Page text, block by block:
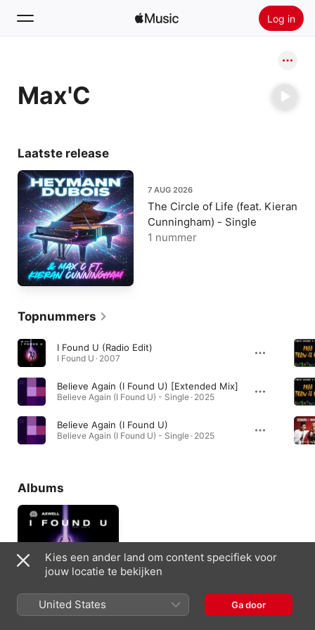
Log in
Home
Max'C
Laatste release
7 AUG 2026
The Circle of Life (feat. Kieran
Cunningham) - Single
1 nummer
Topnummers
I Found U (Radio Edit)
I Found U · 2007
Believe Again (I Found U) [Extended Mix]
Believe Again (I Found U) - Single · 2025
Believe Again (I Found U)
Believe Again (I Found U) - Single · 2025
Albums
I Found U
Kies een ander land om content specifiek voor
jouw locatie te bekijken
United States Ga door